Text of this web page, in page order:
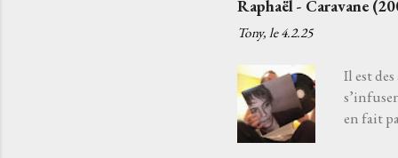
ancien
Raphaël - Caravane
Tony, le4.2.25
Il est
en fait